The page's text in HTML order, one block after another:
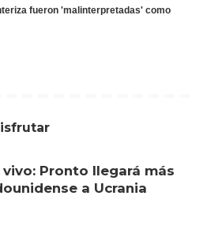
fueron 'malinterpretadas' como
Pronto llegará más
a Ucrania